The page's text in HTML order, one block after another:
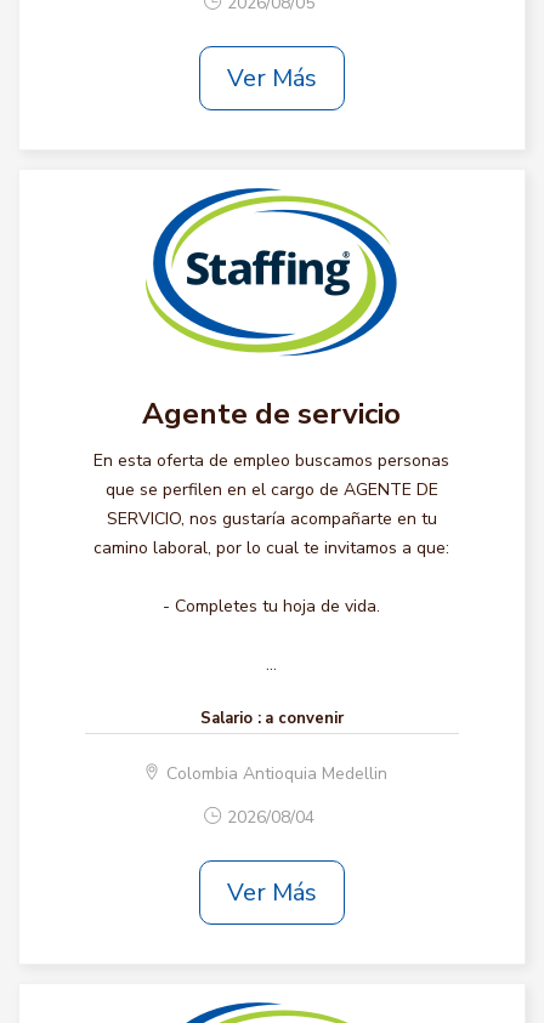
Ver Más
Agente de servicio
En esta oferta de empleo buscamos personas
que se perfilen en el cargo de AGENTE DE
SERVICIO, nos gustaría acompañarte en tu
camino laboral, por lo cual te invitamos a que:
- Completes tu hoja de vida.
...
Salario : a convenir
Colombia Antioquia Medellin
2026/08/04
Ver Más